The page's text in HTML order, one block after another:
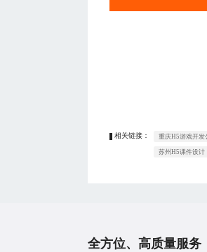
相关链接： 重庆H5游戏开发
苏州H5课件设计
全方位、高质量服务